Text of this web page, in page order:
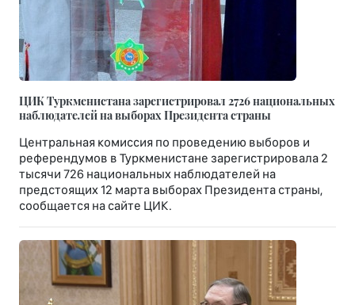
ЦИК Туркменистана зарегистрировал 2726 национальных
наблюдателей на выборах Президента страны
Центральная комиссия по проведению выборов и
референдумов в Туркменистане зарегистрировала 2
тысячи 726 национальных наблюдателей на
предстоящих 12 марта выборах Президента страны,
сообщается на сайте ЦИК.